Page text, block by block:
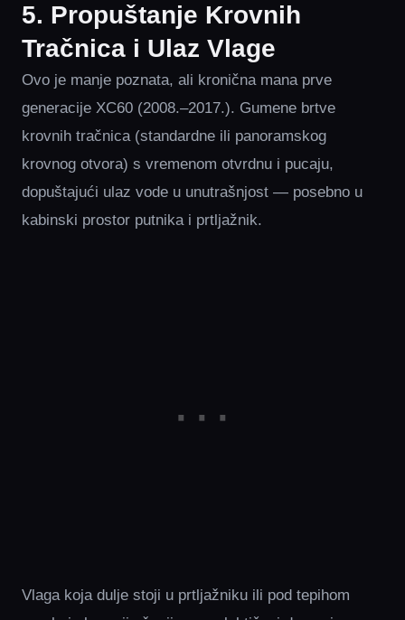
5. Propuštanje Krovnih
Tračnica i Ulaz Vlage
Ovo je manje poznata, ali kronična mana prve
generacije XC60 (2008.–2017.). Gumene brtve
krovnih tračnica (standardne ili panoramskog
krovnog otvora) s vremenom otvrdnu i pucaju,
dopuštajući ulaz vode u unutrašnjost — posebno u
kabinski prostor putnika i prtljažnik.
Vlaga koja dulje stoji u prtljažniku ili pod tepihom